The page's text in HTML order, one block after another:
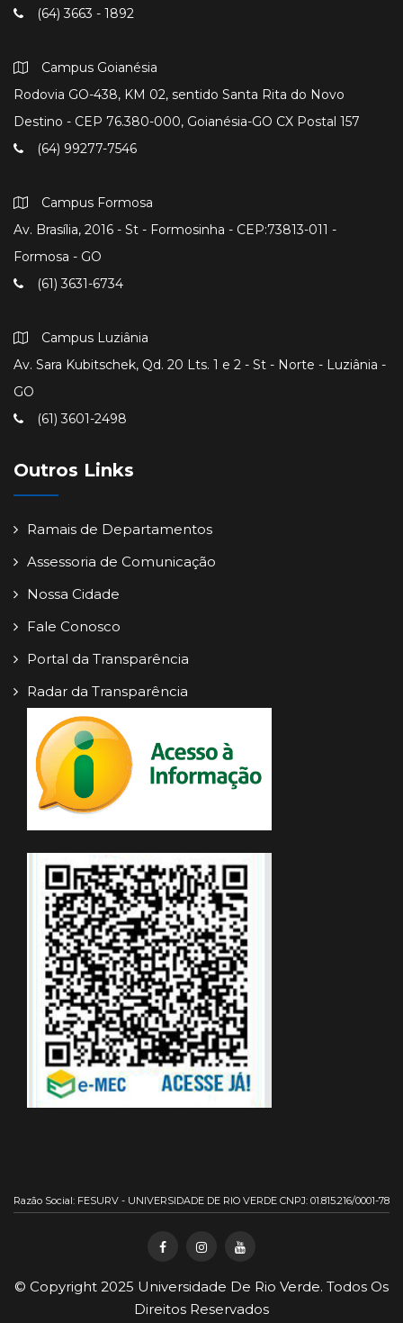
(64) 3663 - 1892
Campus Goianésia
Rodovia GO-438, KM 02, sentido Santa Rita do Novo
Destino - CEP 76.380-000, Goianésia-GO CX Postal 157
(64) 99277-7546
Campus Formosa
Av. Brasília, 2016 - St - Formosinha - CEP:73813-011 -
Formosa - GO
(61) 3631-6734
Campus Luziânia
Av. Sara Kubitschek, Qd. 20 Lts. 1 e 2 - St - Norte - Luziânia -
GO
(61) 3601-2498
Outros Links
Ramais de Departamentos
Assessoria de Comunicação
Nossa Cidade
Fale Conosco
Portal da Transparência
Radar da Transparência
Razão Social: FESURV - UNIVERSIDADE DE RIO VERDE CNPJ: 01.815.216/0001-78
© Copyright 2025 Universidade De Rio Verde. Todos Os
Direitos Reservados